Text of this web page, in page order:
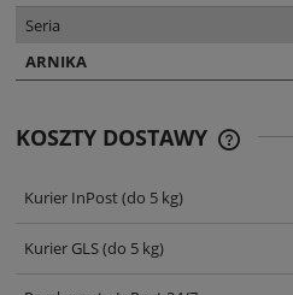
Seria
ARNIKA
KOSZTY DOSTAWY
Kurier InPost(do 5 kg)
Kurier GLS(do 5 kg)